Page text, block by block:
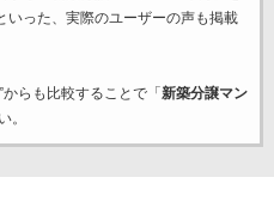
いった、実際のユーザーの声も掲載
らも比較することで「 新築分譲マン
。